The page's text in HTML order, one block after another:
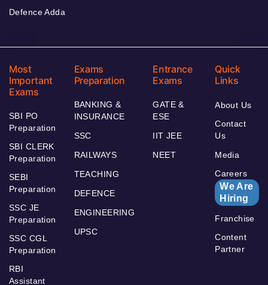
Defence Adda
Most
Important
Exams
SBI PO
Preparation
SBI CLERK
Preparation
SEBI
Preparation
SSC JE
Preparation
SSC CGL
Preparation
RBI
Assistant
Exams
Preparation
BANKING &
INSURANCE
SSC
RAILWAYS
TEACHING
DEFENCE
ENGINEERING
UPSC
Entrance
Exams
GATE &
ESE
IIT JEE
NEET
Quick
Links
About Us
Contact
Us
Media
Careers
We Are
Hiring
Franchise
Content
Partner